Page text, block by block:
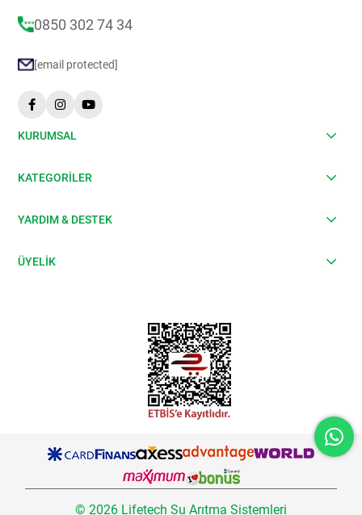
0850 302 74 34
[email protected]
KURUMSAL
KATEGORİLER
YARDIM & DESTEK
ÜYELİK
© 2026 Lifetech Su Arıtma Sistemleri